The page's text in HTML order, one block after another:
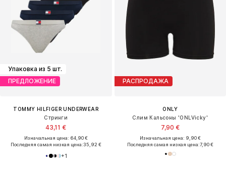
Упаковка из 5 шт.
ПРЕДЛОЖЕНИЕ
TOMMY HILFIGER UNDERWEAR
Стринги
43,11 €
Изначальная цена: 64,90 €
Последняя самая низкая цена:35,92 €
+1
РАСПРОДАЖА
ONLY
Слим Кальсоны 'ONLVicky'
7,90 €
Изначальная цена: 9,90 €
Последняя самая низкая цена:7,90 €